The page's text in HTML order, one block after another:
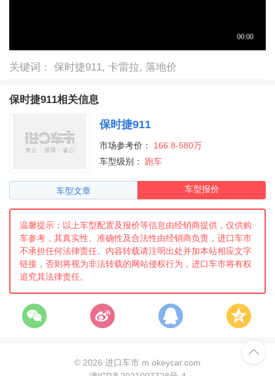
关键词： 保时捷911, 卡雷拉, 落地价
保时捷911相关信息
保时捷911
市场参考价：
166.8-580万
车型级别：
跑车
车型文章 车型报价
温馨提示：以上车型配置及报价等信息由经销商提供，仅供购
车参考，其真实性、准确性及合法性由经销商负责，进口车市
不承担任何法律责任。内容转载请注明出处并加本站相应文字
链接，否则将视为非法转载的网站侵权行为，进口车市将有权
追究其法律责任。
© 2026 进口车市 m.okeycar.com
